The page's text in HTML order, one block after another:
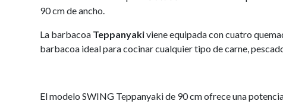
90 cm de ancho.
La barbacoa Teppanyakiviene equipada con cuatro
barbacoa ideal para cocinar cualquier tipo de carne,
El modelo SWING Teppanyaki de 90 cm ofrece una